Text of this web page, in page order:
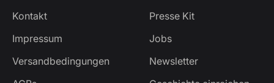
Kontakt
Impressum
Versandbedingungen
Presse Kit
Jobs
Newsletter